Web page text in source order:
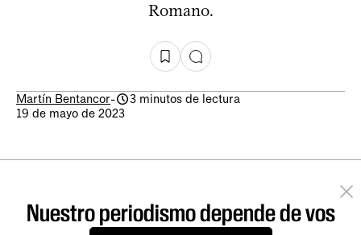
Romano.
Martín Bentancor-
3 minutos de lectura
19 de mayo de 2023
Nuestro periodismo depende de vos